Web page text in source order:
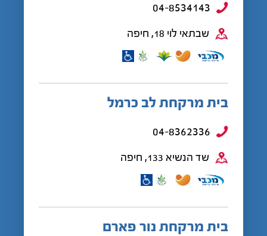
04-8534143
שבתאי לוי 18, חיפה
בית מרקחת לב כרמל
04-8362336
שד הנשיא 133, חיפה
בית מרקחת נור פארם